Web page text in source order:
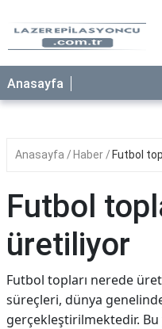
Anasayfa
Anasayfa Haber Futbol
Futbol
üretiliyor
Futbol topları nerede
süreçleri, dünya
gerçekleştirilmektedir. Bu